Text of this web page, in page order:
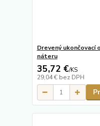
Drevený ukončovací
náteru
35,72 €/KS
29,04 € bez DPH